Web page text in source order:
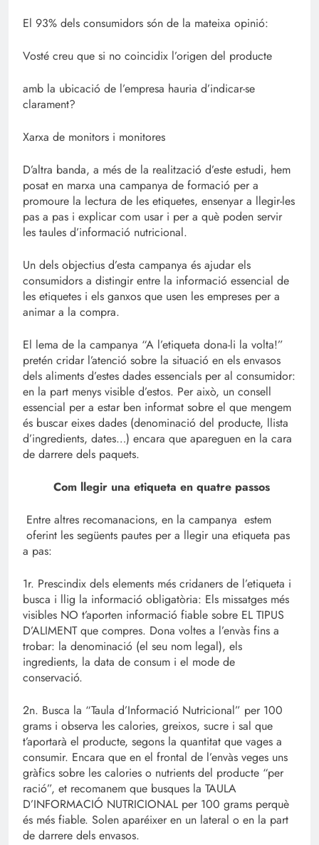
El 93% dels consumidors són de la mateixa opinió:
Vosté creu que si no coincidix l’origen del producte
amb la ubicació de l’empresa hauria d’indicar-se
clarament?
Xarxa de monitors i monitores
D’altra banda, a més de la realització d’este estudi, hem
posat en marxa una campanya de formació per a
promoure la lectura de les etiquetes, ensenyar a llegir-les
pas a pas i explicar com usar i per a què poden servir
les taules d’informació nutricional.
Un dels objectius d’esta campanya és ajudar els
consumidors a distingir entre la informació essencial de
les etiquetes i els ganxos que usen les empreses per a
animar a la compra.
El lema de la campanya “A l’etiqueta dona-li la volta!”
pretén cridar l’atenció sobre la situació en els envasos
dels aliments d’estes dades essencials per al consumidor:
en la part menys visible d’estos. Per això, un consell
essencial per a estar ben informat sobre el que mengem
és buscar eixes dades (denominació del producte, llista
d’ingredients, dates…) encara que apareguen en la cara
de darrere dels paquets.
Com llegir una etiqueta en quatre passos
Entre altres recomanacions, en la campanya estem
oferint les següents pautes per a llegir una etiqueta pas
a pas:
1r. Prescindix dels elements més cridaners de l’etiqueta i
busca i llig la informació obligatòria: Els missatges més
visibles NO t’aporten informació fiable sobre EL TIPUS
D’ALIMENT que compres. Dona voltes a l’envàs fins a
trobar: la denominació (el seu nom legal), els
ingredients, la data de consum i el mode de
conservació.
2n. Busca la “Taula d’Informació Nutricional” per 100
grams i observa les calories, greixos, sucre i sal que
t’aportarà el producte, segons la quantitat que vages a
consumir. Encara que en el frontal de l’envàs veges uns
gràfics sobre les calories o nutrients del producte “per
ració”, et recomanem que busques la TAULA
D’INFORMACIÓ NUTRICIONAL per 100 grams perquè
és més fiable. Solen aparéixer en un lateral o en la part
de darrere dels envasos.